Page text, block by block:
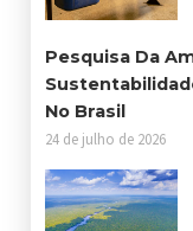
Pesquisa Da
No Brasil
24 de julho de 2026